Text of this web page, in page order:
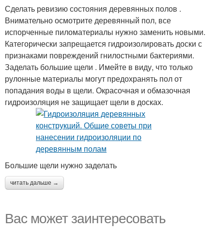
Сделать ревизию состояния деревянных полов .
Внимательно осмотрите деревянный пол, все
испорченные пиломатериалы нужно заменить новыми.
Категорически запрещается гидроизолировать доски с
признаками повреждений гнилостными бактериями.
Заделать большие щели . Имейте в виду, что только
рулонные материалы могут предохранять пол от
попадания воды в щели. Окрасочная и обмазочная
гидроизоляция не защищает щели в досках.
Большие щели нужно заделать
читать дальше →
Вас может заинтересовать